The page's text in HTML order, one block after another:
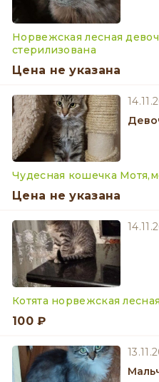
Норвежская лесная
стерилизована
Цена не указана
Чудесная кошечка
Цена не указана
Котята норвежская лесная
100 ₽